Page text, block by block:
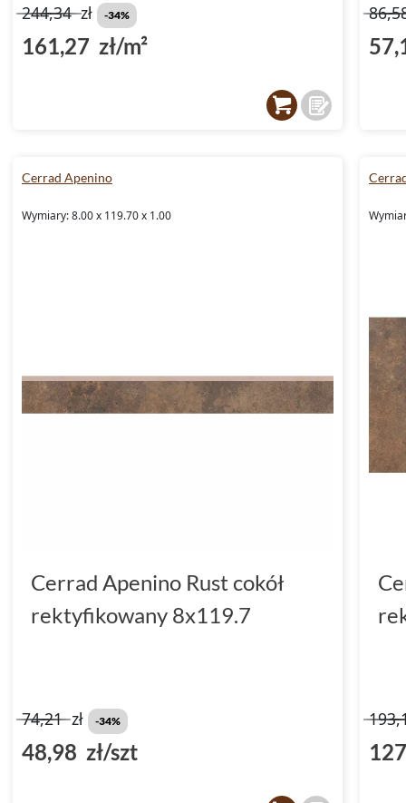
244,34zł -34%
161,27 zł/m²
Cerrad Apenino
Wymiary: 8.00 x 119.70 x 1.00
Cerrad Apenino Rust cokół
rektyfikowany 8x119.7
74,21zł -34%
48,98 zł/szt